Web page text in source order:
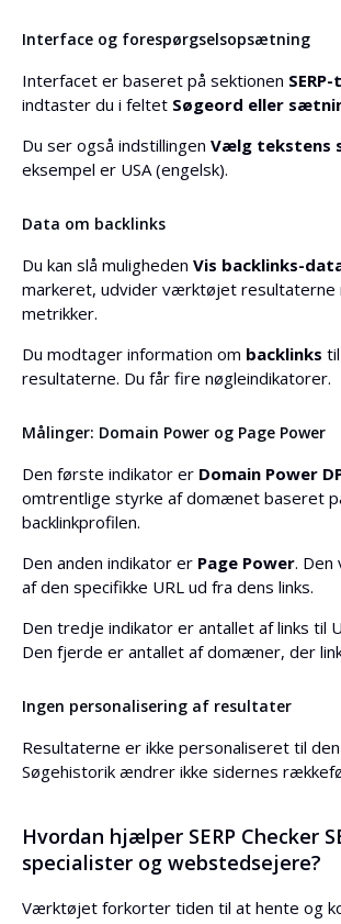
Interface og forespørgselsopsætning
Interfacet er baseret på sektionen
indtaster du i feltet Søgeord eller
Du ser også indstillingen Vælg tekstens
eksempel er USA (engelsk).
Data om backlinks
Du kan slå muligheden Vis backlinks-
markeret, udvider værktøjet resultaterne
metrikker.
Du modtager information om backlinks
resultaterne. Du får fire nøgleindikatorer.
Målinger: Domain Power og Page Power
Den første indikator er Domain Power
omtrentlige styrke af domænet baseret
backlinkprofilen.
Den anden indikator er Page Power. Den
af den specifikke URL ud fra dens links.
Den tredje indikator er antallet af links til
Den fjerde er antallet af domæner, der
Ingen personalisering af resultater
Resultaterne er ikke personaliseret til
Søgehistorik ændrer ikke sidernes
Hvordan hjælper SERP Checker
specialister og webstedsejere?
Værktøjet forkorter tiden til at hente og